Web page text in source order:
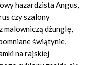
hazardzista Angus,
czy szalony
malowniczą dżunglę,
świątynie,
na rajskiej